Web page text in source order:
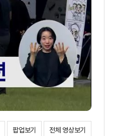
팝업보기 전체 영상보기